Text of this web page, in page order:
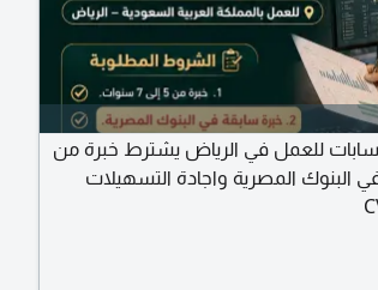
للعمل في الرياض يشترط خبرة من
في البنوك المصرية واجادة التسهيلات